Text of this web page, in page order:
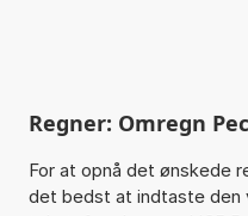
Regner: Omregn
For at opnå det ønskede
det bedst at indtaste den